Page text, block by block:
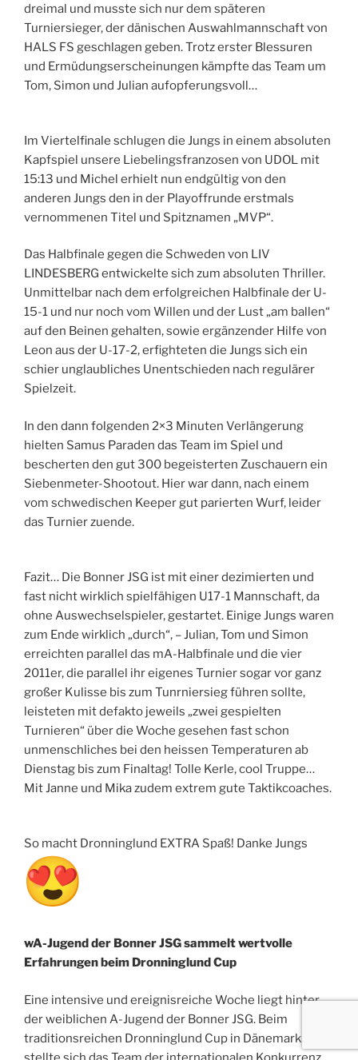
dreimal und musste sich nur dem späteren
Turniersieger, der dänischen Auswahlmannschaft von
HALS FS geschlagen geben. Trotz erster Blessuren
und Ermüdungserscheinungen kämpfte das Team um
Tom, Simon und Julian aufopferungsvoll…
Im Viertelfinale schlugen die Jungs in einem absoluten
Kapfspiel unsere Liebelingsfranzosen von UDOL mit
15:13 und Michel erhielt nun endgültig von den
anderen Jungs den in der Playoffrunde erstmals
vernommenen Titel und Spitznamen „MVP“.
Das Halbfinale gegen die Schweden von LIV
LINDESBERG entwickelte sich zum absoluten Thriller.
Unmittelbar nach dem erfolgreichen Halbfinale der U-
15-1 und nur noch vom Willen und der Lust „am ballen“
auf den Beinen gehalten, sowie ergänzender Hilfe von
Leon aus der U-17-2, erfighteten die Jungs sich ein
schier unglaubliches Unentschieden nach regulärer
Spielzeit.
In den dann folgenden 2×3 Minuten Verlängerung
hielten Samus Paraden das Team im Spiel und
bescherten den gut 300 begeisterten Zuschauern ein
Siebenmeter-Shootout. Hier war dann, nach einem
vom schwedischen Keeper gut parierten Wurf, leider
das Turnier zuende.
Fazit… Die Bonner JSG ist mit einer dezimierten und
fast nicht wirklich spielfähigen U17-1 Mannschaft, da
ohne Auswechselspieler, gestartet. Einige Jungs waren
zum Ende wirklich „durch“, – Julian, Tom und Simon
erreichten parallel das mA-Halbfinale und die vier
2011er, die parallel ihr eigenes Turnier sogar vor ganz
großer Kulisse bis zum Tunrniersieg führen sollte,
leisteten mit defakto jeweils „zwei gespielten
Turnieren“ über die Woche gesehen fast schon
unmenschliches bei den heissen Temperaturen ab
Dienstag bis zum Finaltag! Tolle Kerle, cool Truppe…
Mit Janne und Mika zudem extrem gute Taktikcoaches.
So macht Dronninglund EXTRA Spaß! Danke Jungs
wA-Jugend der Bonner JSG sammelt wertvolle
Erfahrungen beim Dronninglund Cup
Eine intensive und ereignisreiche Woche liegt hinter
der weiblichen A-Jugend der Bonner JSG. Beim
traditionsreichen Dronninglund Cup in Dänemark